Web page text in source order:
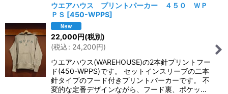
ウエアハウス プリントパーカー ４５０ ＷＰ
ＰＳ [450-WPPS]
22,000円(税別)
(税込: 24,200円)
ウエアハウス(WAREHOUSE)の2本針プリントフー
ド(450-WPPS)です。 セットインスリーブの二本
針タイプのフード付きプリントパーカーです。 不
変的な定番デザインながら、フード裏、ポケッ…